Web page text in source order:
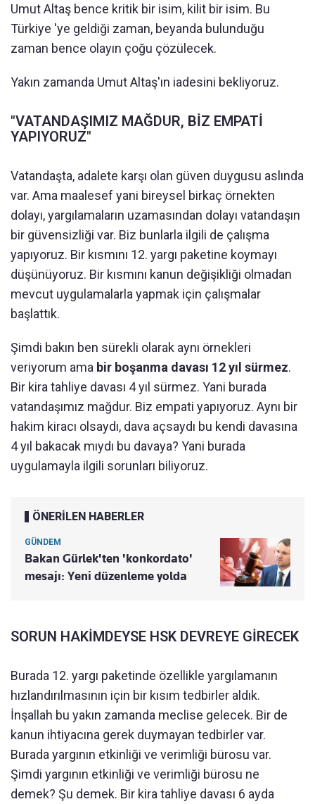
Umut Altaş bence kritik bir isim, kilit bir isim. Bu
Türkiye 'ye geldiği zaman, beyanda bulunduğu
zaman bence olayın çoğu çözülecek.
Yakın zamanda Umut Altaş'ın iadesini bekliyoruz.
"VATANDAŞIMIZ MAĞDUR, BİZ EMPATİ
YAPIYORUZ"
Vatandaşta, adalete karşı olan güven duygusu aslında
var. Ama maalesef yani bireysel birkaç örnekten
dolayı, yargılamaların uzamasından dolayı vatandaşın
bir güvensizliği var. Biz bunlarla ilgili de çalışma
yapıyoruz. Bir kısmını 12. yargı paketine koymayı
düşünüyoruz. Bir kısmını kanun değişikliği olmadan
mevcut uygulamalarla yapmak için çalışmalar
başlattık.
Şimdi bakın ben sürekli olarak aynı örnekleri
veriyorum ama bir boşanma davası 12 yıl sürmez.
Bir kira tahliye davası 4 yıl sürmez. Yani burada
vatandaşımız mağdur. Biz empati yapıyoruz. Aynı bir
hakim kiracı olsaydı, dava açsaydı bu kendi davasına
4 yıl bakacak mıydı bu davaya? Yani burada
uygulamayla ilgili sorunları biliyoruz.
ÖNERİLEN HABERLER
GÜNDEM
Bakan Gürlek'ten 'konkordato'
mesajı: Yeni düzenleme yolda
SORUN HAKİMDEYSE HSK DEVREYE GİRECEK
Burada 12. yargı paketinde özellikle yargılamanın
hızlandırılmasının için bir kısım tedbirler aldık.
İnşallah bu yakın zamanda meclise gelecek. Bir de
kanun ihtiyacına gerek duymayan tedbirler var.
Burada yargının etkinliği ve verimliği bürosu var.
Şimdi yargının etkinliği ve verimliği bürosu ne
demek? Şu demek. Bir kira tahliye davası 6 ayda